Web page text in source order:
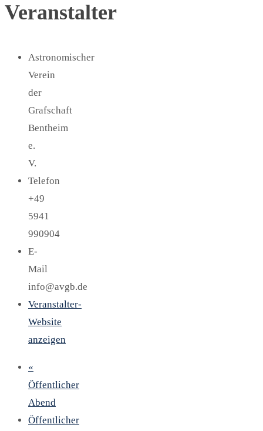
Veranstalter
Astronomischer
Verein
der
Grafschaft
Bentheim
e.
V.
Telefon
+49
5941
990904
E-
Mail
info@avgb.de
Veranstalter-
Website
anzeigen
«
Öffentlicher
Abend
Öffentlicher